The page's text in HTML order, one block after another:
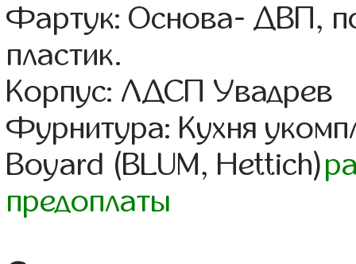
Фартук: Основа- ДВП,
пластик.
Корпус: ЛДСП Увадрев
Фурнитура: Кухня
Boyard (BLUM, Hettich)
предоплаты